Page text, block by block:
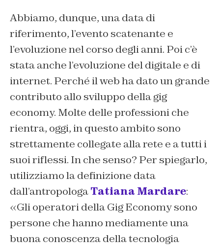
Abbiamo, dunque, una data di
riferimento, l’evento scatenante e
l’evoluzione nel corso degli anni. Poi c’è
stata anche l’evoluzione del digitale e di
internet. Perché il web ha dato un grande
contributo allo sviluppo della gig
economy. Molte delle professioni che
rientra, oggi, in questo ambito sono
strettamente collegate alla rete e a tutti i
suoi riflessi. In che senso? Per spiegarlo,
utilizziamo la definizione data
dall’antropologaTatiana Mardare:
«Gli operatori della Gig Economy sono
persone che hanno mediamente una
buona conoscenza della tecnologia